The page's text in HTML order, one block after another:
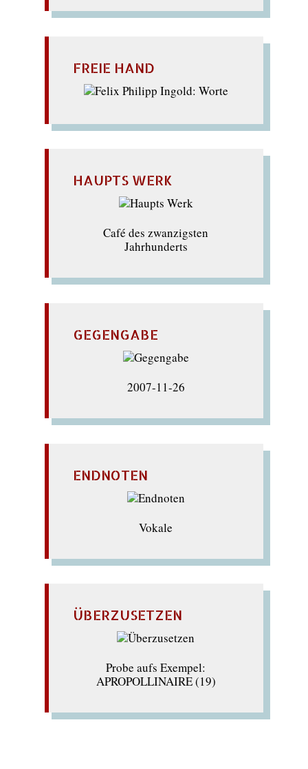
FREIE HAND
HAUPTS WERK
Café des zwanzigsten
Jahrhunderts
GEGENGABE
2007-11-26
ENDNOTEN
Vokale
ÜBERZUSETZEN
Probe aufs Exempel:
APROPOLLINAIRE (19)